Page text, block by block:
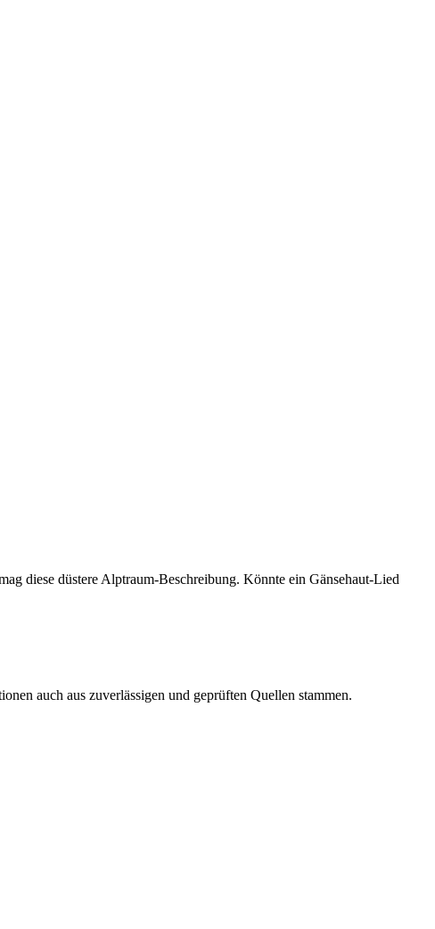
diese düstere Alptraum-Beschreibung. Könnte ein Gänsehaut-Lied
auch aus zuverlässigen und geprüften Quellen stammen.